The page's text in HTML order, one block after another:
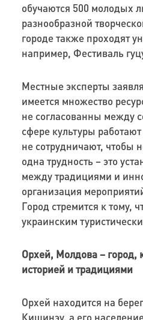
обучаются 500 молодых
разнообразной
городе также проходят
например, Фестиваль
Местные эксперты
имеется множество
не согласованны между
сфере культуры
не сотрудничают, чтобы
одна трудность – это
между традициями и
организация
Город стремится к тому,
украинским
Орхей, Молдова – город,
историей и традициями
Орхей находится на
Кишинэу, а его